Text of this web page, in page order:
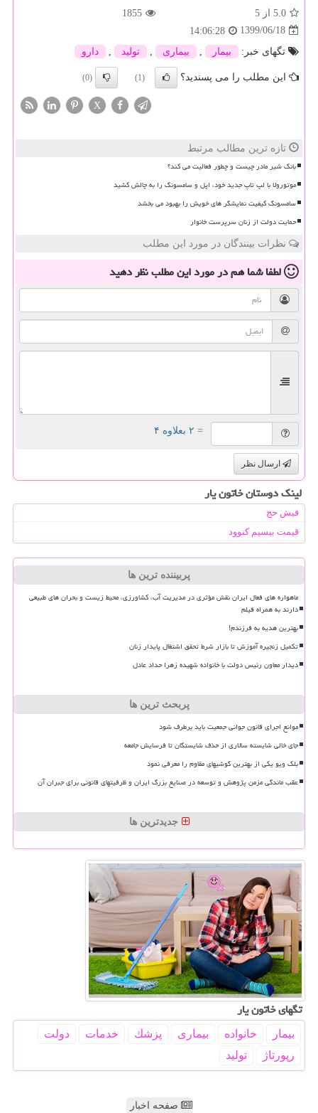
5.0 از 5
1855
1399/06/18
14:06:28
تگهای خبر:
بیمار بیماری تولید دارو
این مطلب را می پسندید؟ (1)
(0)
X
تازه ترین مطالب مرتبط
بانک شیر مادر چیست و چطور فعالیت می کند؟
موتورولا با لپ تاپ جدید خود، اپل و سامسونگ را به چالش کشید
سامسونگ کیفیت نمایشگر های خویش را بهبود می بخشد
حمایت دولت از زنان سرپرست خانوار
نظرات بینندگان در مورد این مطلب
لطفا شما همدر مورد این مطلبنظر دهید
= ۲ بعلاوه ۴
ارسال نظر
لینک دوستان خاتون یار
فیش حج
قیمت بیسیم کنوود
پربیننده ترین ها
ماهواره های فعال ایران نقش مؤثری در مدیریت آب، کشاورزی، محیط زیست و بحران های طبیعی
دارند به همراه فیلم
بهترین هدیه به فرزندم!
تکمیل زنجیره آموزش تا بازار شرط تحقق اشتغال پایدار زنان
دیدار معاون رئیس دولت با خانواده شهیده زهرا حداد عادل
پربحث ترین ها
موانع اجرای قانون جوانی جمعیت باید برطرف شود
جای خالی شایسته سالاری از حذف شایستگان تا فرسایش جامعه
بلک ویو یکی از بهترین گوشیهای مقاوم را معرفی نمود
عقب ماندگی مزمن پژوهش و توسعه در صنایع بزرگ ایران و ظرفیتهای قانونی برای جبران آن
جدیدترین ها
تگهای خاتون یار
بیمار خانواده بیماری پزشك خدمات
دولت
رپورتاژ
تولید
صفحه اخبار